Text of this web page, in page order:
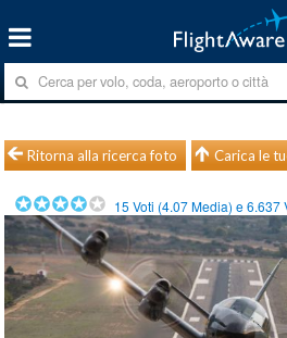
Ritorna alla ricerca foto Carica le
15 Voti (4.07Media) e6.637